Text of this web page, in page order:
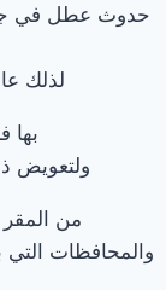
حدوث عطل في
لذلك
بها
ولتعويض
من المقر
والمحافظات التي